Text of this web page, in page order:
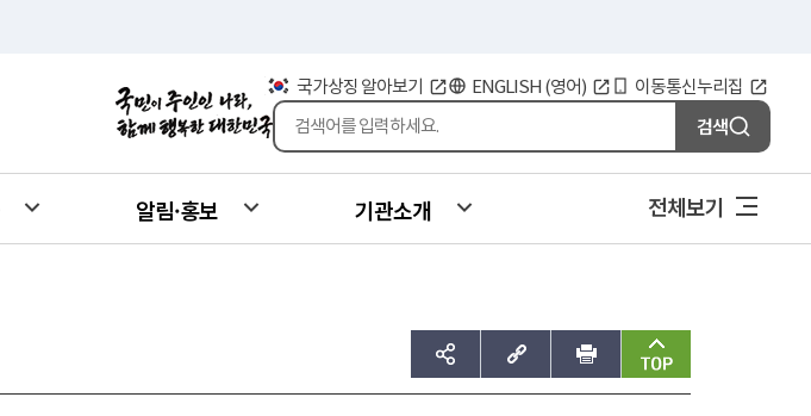
국가상징 알아보기 ENGLISH (영어) 이동통신누리집
검색
알림·홍보 기관소개 전체보기
sns공유하기 주소복사 인쇄 맨위로